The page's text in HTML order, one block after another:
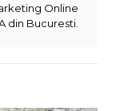
Online
din Bucuresti.